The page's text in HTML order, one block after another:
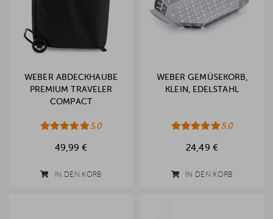
WEBER ABDECKHAUBE
PREMIUM TRAVELER
COMPACT
5.0
49,99 €
IN DEN KORB
WEBER GEMÜSEKORB,
KLEIN, EDELSTAHL
5.0
24,49 €
IN DEN KORB